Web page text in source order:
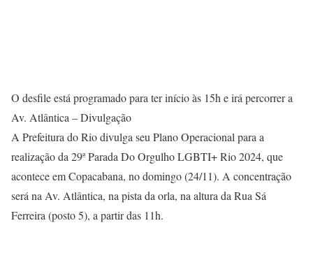
O desfile está programado para ter início às 15h e irá percorrer a
Av. Atlântica – Divulgação
A Prefeitura do Rio divulga seu Plano Operacional para a
realização da 29ª Parada Do Orgulho LGBTI+ Rio 2024, que
acontece em Copacabana, no domingo (24/11). A concentração
será na Av. Atlântica, na pista da orla, na altura da Rua Sá
Ferreira (posto 5), a partir das 11h.